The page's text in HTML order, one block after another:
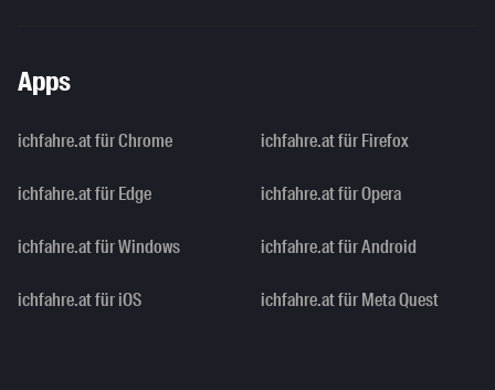
Apps
ichfahre.at für Chrome ichfahre.at für Firefox
ichfahre.at für Edge ichfahre.at für Opera
ichfahre.at für Windows ichfahre.at für Android
ichfahre.at für iOS ichfahre.at für Meta Quest